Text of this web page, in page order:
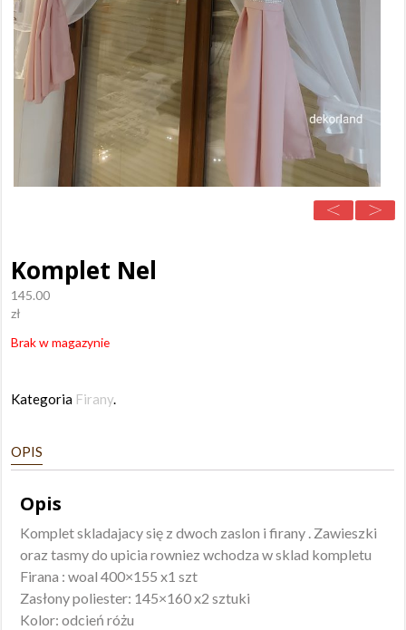
Komplet Nel
145.00
zł
Brak w magazynie
Kategoria Firany.
OPIS
Opis
Komplet skladajacy się z dwoch zaslon i firany . Zawieszki
oraz tasmy do upicia rowniez wchodza w sklad kompletu
Firana : woal 400×155 x1 szt
Zasłony poliester: 145×160 x2 sztuki
Kolor: odcień różu